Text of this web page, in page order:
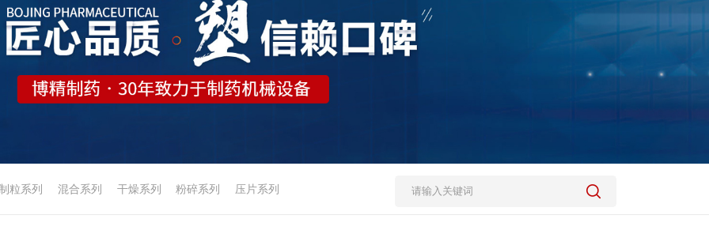
粒系列 混合系列 干燥系列 粉碎系列 压片系列